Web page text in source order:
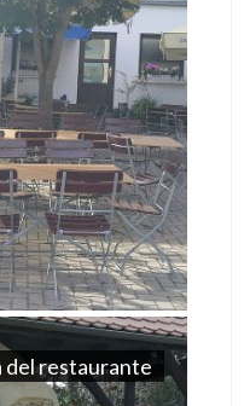
del restaurante